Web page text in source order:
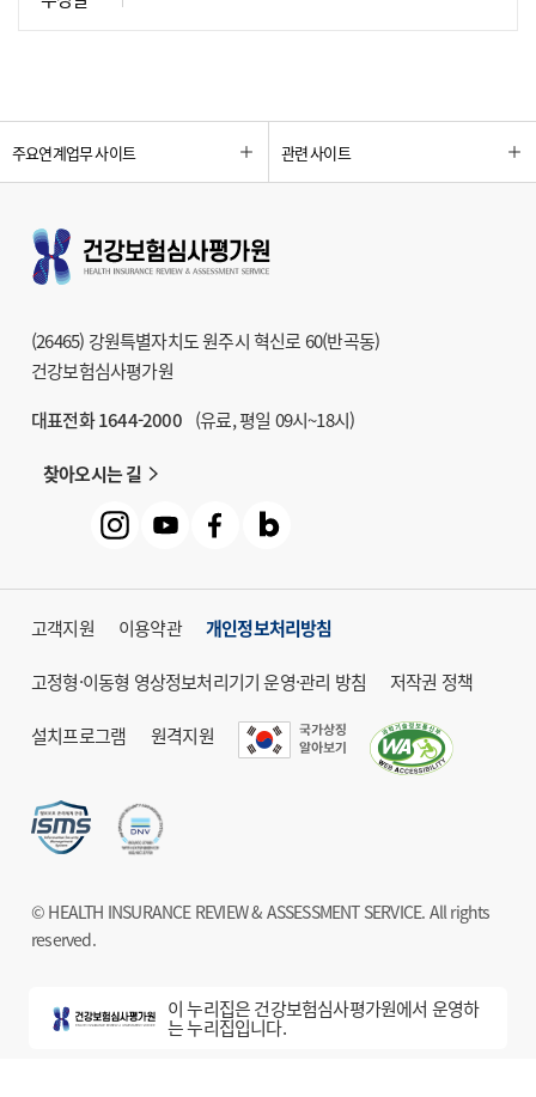
주요연계업무 사이트 관련 사이트
(26465) 강원특별자치도 원주시 혁신로 60(반곡동)
건강보험심사평가원
대표전화 1644-2000 (유료, 평일 09시~18시)
찾아오시는 길
고객지원 이용약관 개인정보처리방침
고정형·이동형 영상정보처리기기 운영·관리 방침 저작권 정책
설치프로그램 원격지원
© HEALTH INSURANCE REVIEW & ASSESSMENT SERVICE. All rights
reserved.
이 누리집은 건강보험심사평가원에서 운영하
는 누리집입니다.